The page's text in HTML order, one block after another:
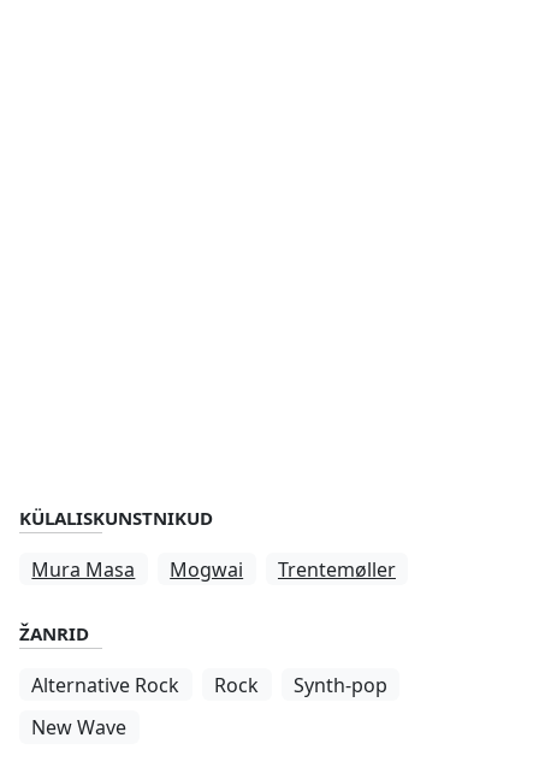
KÜLALISKUNSTNIKUD
Mura Masa Mogwai Trentemøller
ŽANRID
Alternative Rock Rock
Synth-pop
New Wave